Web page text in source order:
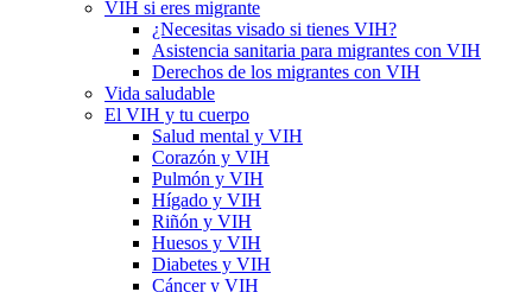
VIH si eres migrante
¿Necesitas visado si tienes VIH?
Asistencia sanitaria para migrantes con VIH
Derechos de los migrantes con VIH
Vida saludable
El VIH y tu cuerpo
Salud mental y VIH
Corazón y VIH
Pulmón y VIH
Hígado y VIH
Riñón y VIH
Huesos y VIH
Diabetes y VIH
Cáncer y VIH